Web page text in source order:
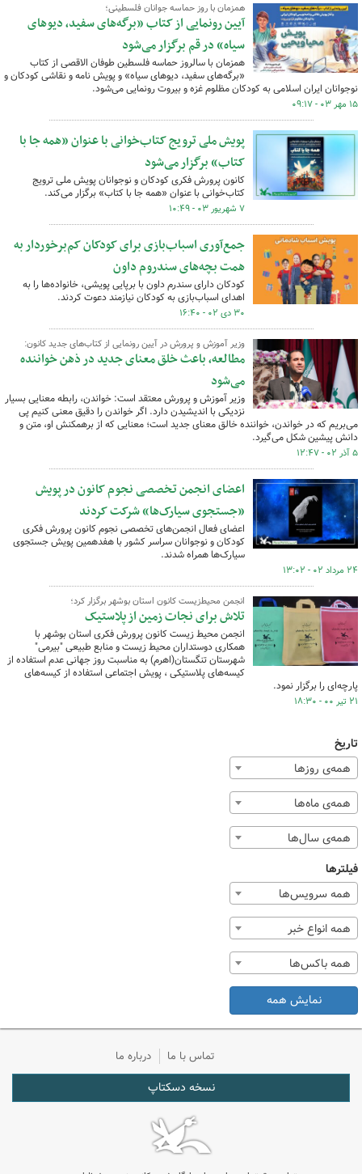
همزمان با روز حماسه جوانان فلسطینی؛
آیین رونمایی از کتاب «برگه‌های سفید، دیوهای
سیاه» در قم برگزار می‌شود
همزمان با سالروز حماسه فلسطین طوفان الاقصی از کتاب
«برگه‌های سفید، دیوهای سیاه» و پویش نامه و نقاشی کودکان و
نوجوانان ایران اسلامی به کودکان مظلوم غزه و بیروت رونمایی می‌شود.
۱۵ مهر ۰۳ - ۰۹:۱۷
پویش ملی ترویج کتاب‌خوانی با عنوان «همه جا با
کتاب» برگزار می‌شود
کانون پرورش فکری کودکان و نوجوانان پویش ملی ترویج
کتاب‌خوانی با عنوان «همه جا با کتاب» برگزار می‌کند.
۷ شهریور ۰۳ - ۱۰:۴۹
جمع‌آوری اسباب‌بازی برای کودکان کم‌برخوردار به
همت بچه‌های سندروم داون
کودکان دارای سندرم داون با برپایی پویشی، خانواده‌ها را به
اهدای اسباب‌بازی به کودکان نیازمند دعوت کردند.
۳۰ دی ۰۲ - ۱۶:۴۰
وزیر آموزش و پرورش در آیین رونمایی از کتاب‌های جدید کانون:
مطالعه، باعث خلق معنای جدید در ذهن خواننده
می‌شود
وزیر آموزش و پرورش معتقد است: خواندن، رابطه معنایی بسیار
نزدیکی با اندیشیدن دارد. اگر خواندن را دقیق معنی کنیم پی
می‌بریم که در خواندن، خواننده خالق معنای جدید است؛ معنایی که از برهمکنش او، متن و
دانش پیشین‌ شکل می‌گیرد.
۵ آذر ۰۲ - ۱۲:۴۷
اعضای انجمن تخصصی نجوم کانون در پویش
«جستجوی سیارک‌ها» شرکت کردند
اعضای فعال انجمن‌های تخصصی نجوم کانون پرورش فکری
کودکان و نوجوانان سراسر کشور با هفدهمین پویش جستجوی
سیارک‌ها همراه شدند.
۲۴ مرداد ۰۲ - ۱۳:۰۲
انجمن محیط‌زیست کانون استان بوشهر برگزار کرد؛
تلاش برای نجات زمین از پلاستیک
انجمن محیط زیست کانون پرورش فکری استان بوشهر با
همکاری دوستداران محیط زیست و منابع طبیعی "بیرمی"
شهرستان تنگستان(اهرم) به مناسبت روز جهانی عدم استفاده از
کیسه‌های پلاستیکی ، پویش اجتماعی استفاده از کیسه‌های
پارچه‌ای را برگزار نمود.
۲۱ تیر ۰۰ - ۱۸:۳۰
تاریخ
همه‌ی روزها
همه‌ی ماه‌ها
همه‌ی سال‌ها
فیلترها
همه سرویس‌ها
همه انواع خبر
همه باکس‌ها
نمایش همه
تماس با ما درباره ما
نسخه دسکتاپ